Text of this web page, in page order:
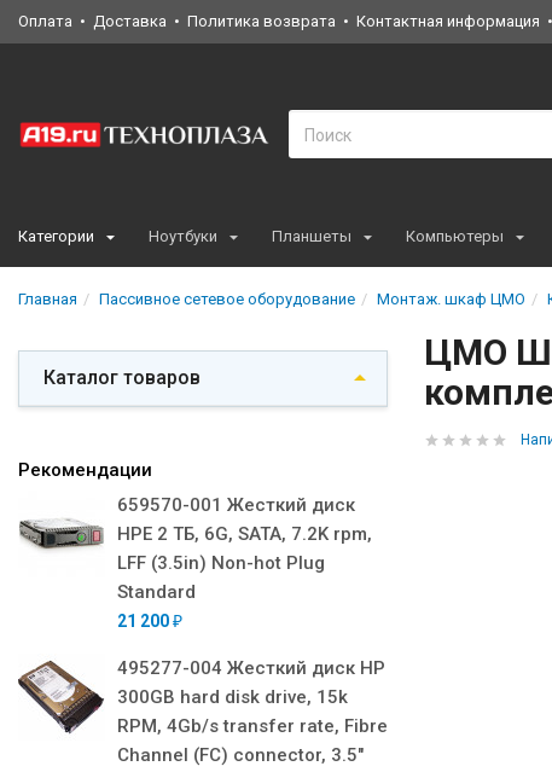
Оплата Доставка Политика возврата Контактная информация
Категории Ноутбуки Планшеты Компьютеры
Главная Пассивное сетевое оборудование Монтаж. шкаф ЦМО
Каталог товаров
Рекомендации
659570-001 Жесткий диск
HPE 2 ТБ, 6G, SATA, 7.2K rpm,
LFF (3.5in) Non-hot Plug
Standard
21 200 ₽
495277-004 Жесткий диск HP
300GB hard disk drive, 15k
RPM, 4Gb/s transfer rate, Fibre
Channel (FC) connector, 3.5"
ЦМО